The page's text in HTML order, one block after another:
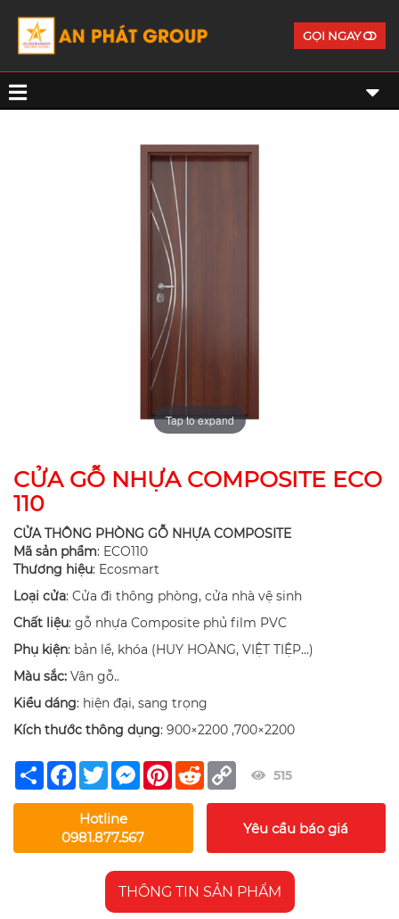
GỌI NGAY
Tap to expand
CỬA GỖ NHỰA COMPOSITE ECO
110
CỬA THÔNG PHÒNG GỖ NHỰA COMPOSITE
Mã sản phẩm: ECO110
Thương hiệu: Ecosmart
Loại cửa: Cửa đi thông phòng, cửa nhà vệ sinh
Chất liệu: gỗ nhựa Composite phủ film PVC
Phụ kiện: bản lề, khóa (HUY HOÀNG, VIỆT TIỆP…)
Màu sắc: Vân gỗ..
Kiểu dáng: hiện đại, sang trọng
Kích thước thông dụng: 900×2200 ,700×2200
Share Facebook
TwitterMessengerPinterest
Reddit Copy
Link
515
Hotline
0981.877.567
Yêu cầu báo giá
THÔNG TIN SẢN PHẨM